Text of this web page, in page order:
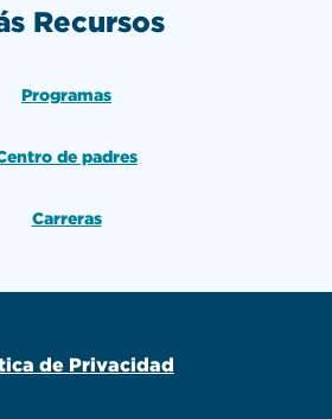
Recursos
Programas
de padres
Carreras
de Privacidad